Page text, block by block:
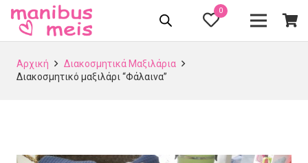
0
Αρχική
Διακοσμητικά Μαξιλάρια
Διακοσμητικό μαξιλάρι “Φάλαινα”